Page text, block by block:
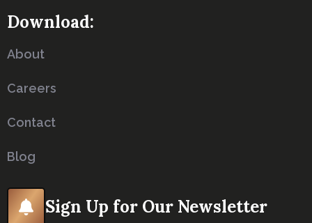
Download:
About
Careers
Contact
Blog
Sign Up for Our Newsletter